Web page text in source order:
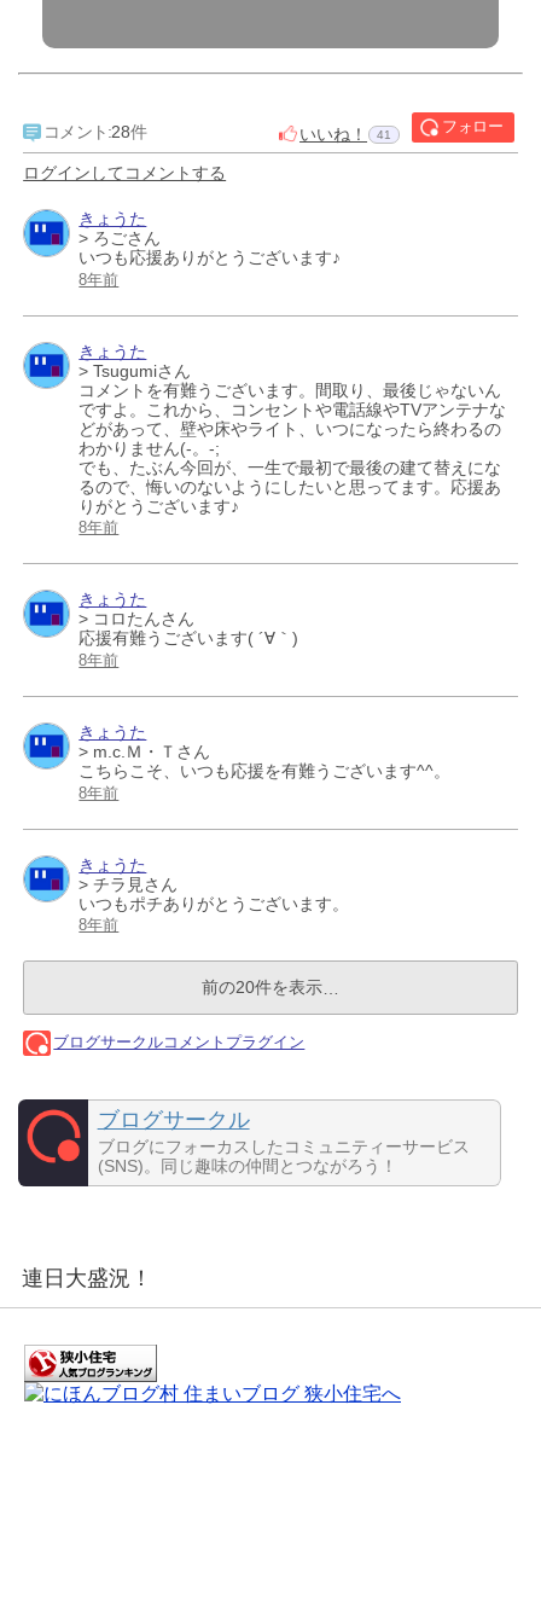
ブログサークル
ブログにフォーカスしたコミュニティーサービス
(SNS)。同じ趣味の仲間とつながろう！
連日大盛況！